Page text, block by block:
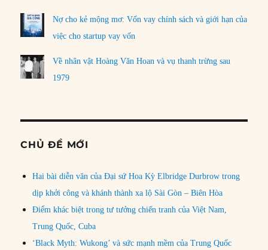
Nợ cho kẻ mộng mơ: Vốn vay chính sách và giới hạn của
việc cho startup vay vốn
Về nhân vật Hoàng Văn Hoan và vụ thanh trừng sau
1979
CHỦ ĐỀ MỚI
Hai bài diễn văn của Đại sứ Hoa Kỳ Elbridge Durbrow trong
dịp khởi công và khánh thành xa lộ Sài Gòn – Biên Hòa
Điểm khác biệt trong tư tưởng chiến tranh của Việt Nam,
Trung Quốc, Cuba
‘Black Myth: Wukong’ và sức mạnh mềm của Trung Quốc